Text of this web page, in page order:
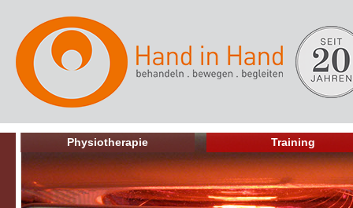
Physiotherapie Training